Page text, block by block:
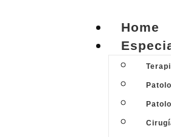
Home